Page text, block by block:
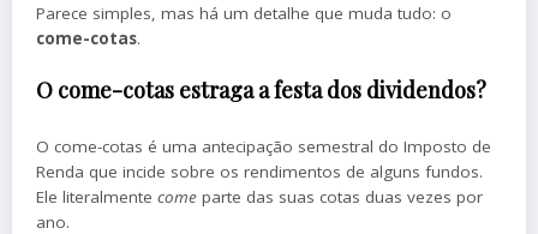
Parece simples, mas há um detalhe que muda tudo: o
come-cotas.
O come-cotas estraga a festa dos dividendos?
O come-cotas é uma antecipação semestral do Imposto de
Renda que incide sobre os rendimentos de alguns fundos.
Ele literalmente come parte das suas cotas duas vezes por
ano.